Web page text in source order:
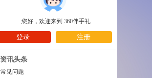
您好，欢迎来到 360伴手礼
登录 注册
资讯头条
常见问题